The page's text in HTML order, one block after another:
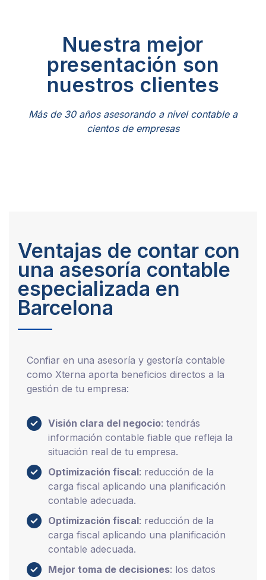
Nuestra mejor
presentación son
nuestros clientes
Más de 30 años asesorando a nivel contable a
cientos de empresas
Ventajas de contar con
una asesoría contable
especializada en
Barcelona
Confiar en una asesoría y gestoría contable
como Xterna aporta beneficios directos a la
gestión de tu empresa:
Visión clara del negocio: tendrás
información contable fiable que refleja la
situación real de tu empresa.
Optimización fiscal: reducción de la
carga fiscal aplicando una planificación
contable adecuada.
Optimización fiscal: reducción de la
carga fiscal aplicando una planificación
contable adecuada.
Mejor toma de decisiones: los datos